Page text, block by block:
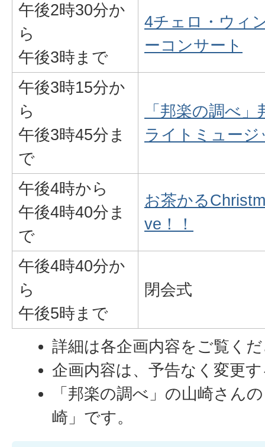
午後2時30分か
ら
午後3時まで
4チェロ・ウィ
ーコンサート
午後3時15分か
ら
午後3時45分ま
で
「邦楽の調べ」
ライトミュージ
午後4時から
午後4時40分ま
で
お茶かる
ve！！
午後4時40分か
ら
午後5時まで
閉会式
詳細は各企画内容をご覧く
企画内容は、予告なく変更
「邦楽の調べ」の山崎さん
崎」です。